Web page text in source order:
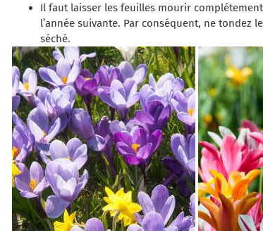
Il faut laisser les feuilles mourir
l’année suivante. Par conséquent, ne tondez
séché.